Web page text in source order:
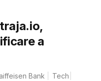
a
Bank
Tech